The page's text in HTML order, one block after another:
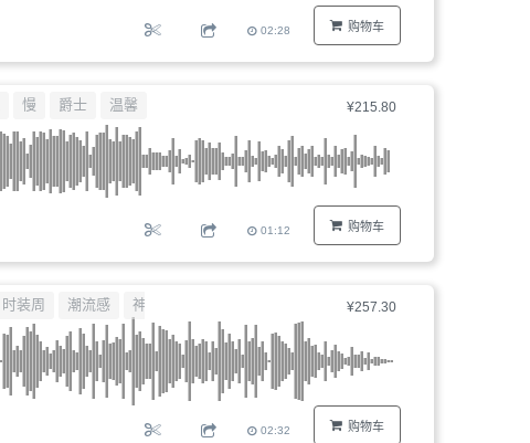
购物车
02:28
¥215.80
购物车
慢 爵士 温馨
01:12
¥257.30
购物车
时装周 潮流感 神秘感
02:32